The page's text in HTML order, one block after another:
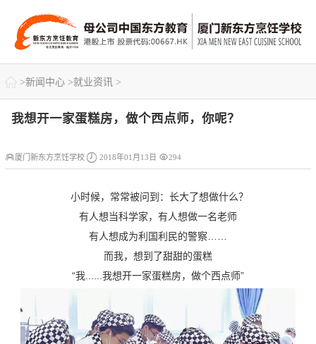
 >新闻中心 >就业资讯 >
我想开一家蛋糕房，做个西点师，你呢？
厦门新东方烹饪学校  2018年01月13日 294
小时候，常常被问到：长大了想做什么？
有人想当科学家，有人想做一名老师
有人想成为利国利民的警察……
而我，想到了甜甜的蛋糕
“我......我想开一家蛋糕房，做个西点师”